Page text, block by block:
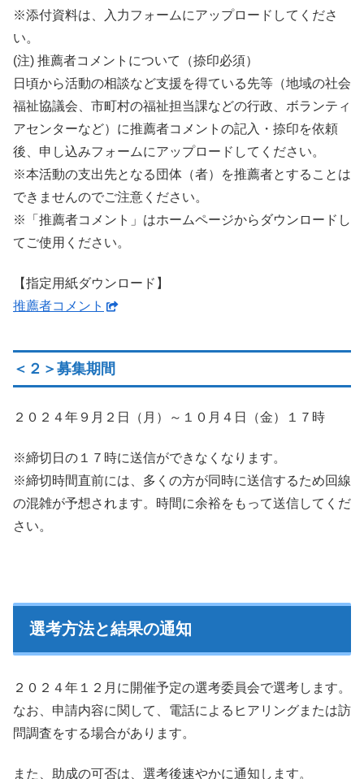
※添付資料は、入力フォームにアップロードしてくださ
い。
(注) 推薦者コメントについて（捺印必須）
日頃から活動の相談など支援を得ている先等（地域の社会
福祉協議会、市町村の福祉担当課などの行政、ボランティ
アセンターなど）に推薦者コメントの記入・捺印を依頼
後、申し込みフォームにアップロードしてください。
※本活動の支出先となる団体（者）を推薦者とすることは
できませんのでご注意ください。
※「推薦者コメント」はホームページからダウンロードし
てご使用ください。
【指定用紙ダウンロード】
推薦者コメント
＜２＞募集期間
２０２４年９月２日（月）～１０月４日（金）１７時
※締切日の１７時に送信ができなくなります。
※締切時間直前には、多くの方が同時に送信するため回線
の混雑が予想されます。時間に余裕をもって送信してくだ
さい。
選考方法と結果の通知
２０２４年１２月に開催予定の選考委員会で選考します。
なお、申請内容に関して、電話によるヒアリングまたは訪
問調査をする場合があります。
また、助成の可否は、選考後速やかに通知します。